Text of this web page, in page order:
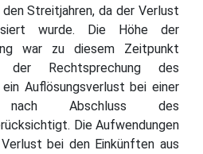
Streitjahren, da der Verlust
wurde. Die Höhe der
war zu diesem Zeitpunkt
Rechtsprechung des
Auflösungsverlust bei einer
Abschluss des
Die Aufwendungen
bei den Einkünften aus